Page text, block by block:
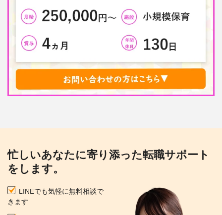
忙しいあなたに寄り添った転職サポート
をします。
LINEでも気軽に無料相談で
きます